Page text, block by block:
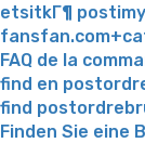
etsitkГ¶
FAQ de la
find en
find
Finden Sie eine